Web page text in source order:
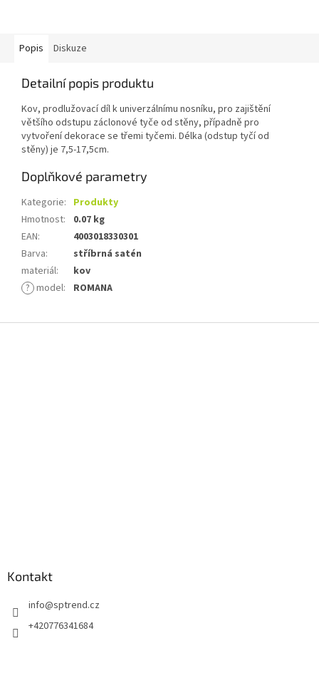
Popis Diskuze
Detailní popis produktu
Kov, prodlužovací díl k univerzálnímu nosníku, pro zajištění
většího odstupu záclonové tyče od stěny, případně pro
vytvoření dekorace se třemi tyčemi. Délka (odstup tyčí od
stěny) je 7,5-17,5cm.
Doplňkové parametry
Kategorie: Produkty
Hmotnost:
0.07 kg
EAN:
4003018330301
Barva:
stříbrná satén
materiál:
kov
? model: ROMANA
Kontakt
info@sptrend.cz
+420776341684